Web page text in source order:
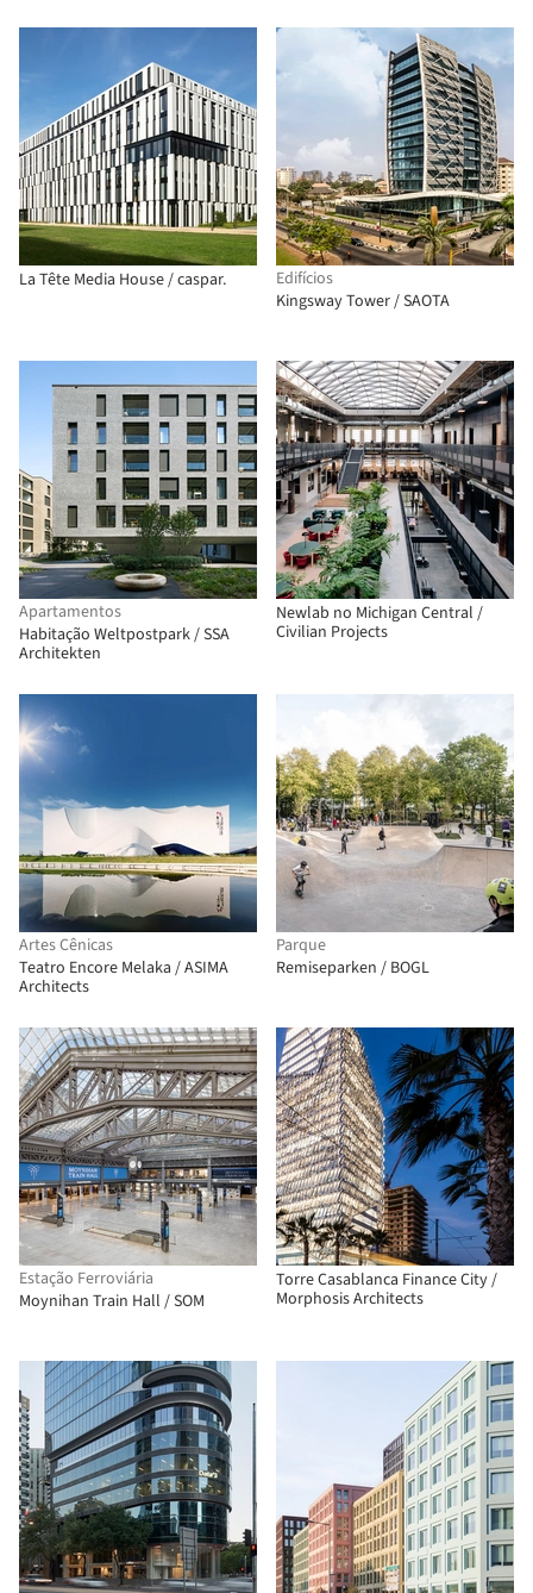
La Tête Media House / caspar.
Edifícios
Kingsway Tower / SAOTA
Apartamentos
Habitação Weltpostpark / SSA
Architekten
Newlab no Michigan Central /
Civilian Projects
Artes Cênicas
Teatro Encore Melaka / ASIMA
Architects
Parque
Remiseparken / BOGL
Estação Ferroviária
Moynihan Train Hall / SOM
Torre Casablanca Finance City /
Morphosis Architects